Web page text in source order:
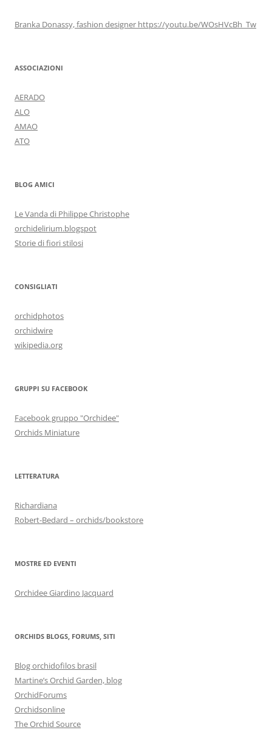
Branka Donassy, fashion designer https://youtu.be/WOsHVcBh_Tw
ASSOCIAZIONI
AERADO
ALO
AMAO
ATO
BLOG AMICI
Le Vanda di Philippe Christophe
orchidelirium.blogspot
Storie di fiori stilosi
CONSIGLIATI
orchidphotos
orchidwire
wikipedia.org
GRUPPI SU FACEBOOK
Facebook gruppo "Orchidee"
Orchids Miniature
LETTERATURA
Richardiana
Robert-Bedard – orchids/bookstore
MOSTRE ED EVENTI
Orchidee Giardino Jacquard
ORCHIDS BLOGS, FORUMS, SITI
Blog orchidofilos brasil
Martine’s Orchid Garden, blog
OrchidForums
Orchidsonline
The Orchid Source